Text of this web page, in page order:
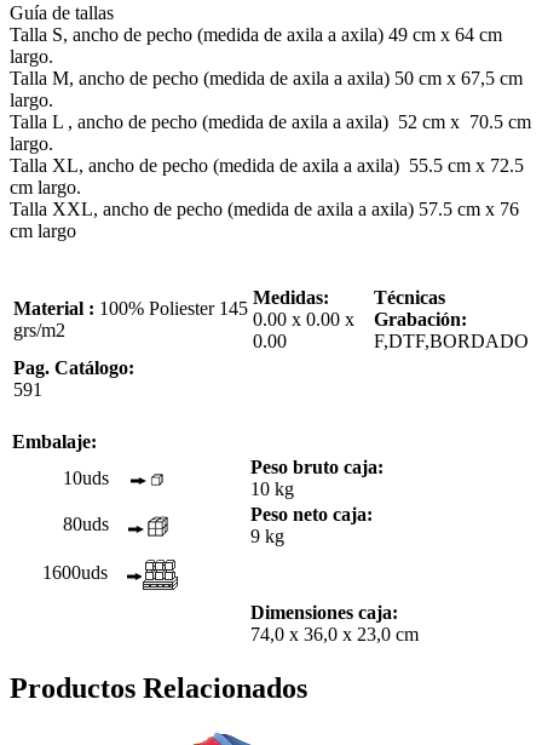
Guía de tallas
Talla S, ancho de pecho (medida de axila a axila) 49 cm x 64 cm
largo.
Talla M, ancho de pecho (medida de axila a axila) 50 cm x 67,5 cm
largo.
Talla L , ancho de pecho (medida de axila a axila) 52 cm x 70.5 cm
largo.
Talla XL, ancho de pecho (medida de axila a axila) 55.5 cm x 72.5
cm largo.
Talla XXL, ancho de pecho (medida de axila a axila) 57.5 cm x 76
cm largo
Material : 100% Poliester 145
grs/m2
Medidas:
0.00 x 0.00 x
0.00
Técnicas
Grabación:
F,DTF,BORDADO
Pag. Catálogo:
591
Embalaje:
10uds
Peso bruto caja:
10 kg
80uds
Peso neto caja:
9 kg
1600uds
Dimensiones caja:
74,0 x 36,0 x 23,0 cm
Productos Relacionados